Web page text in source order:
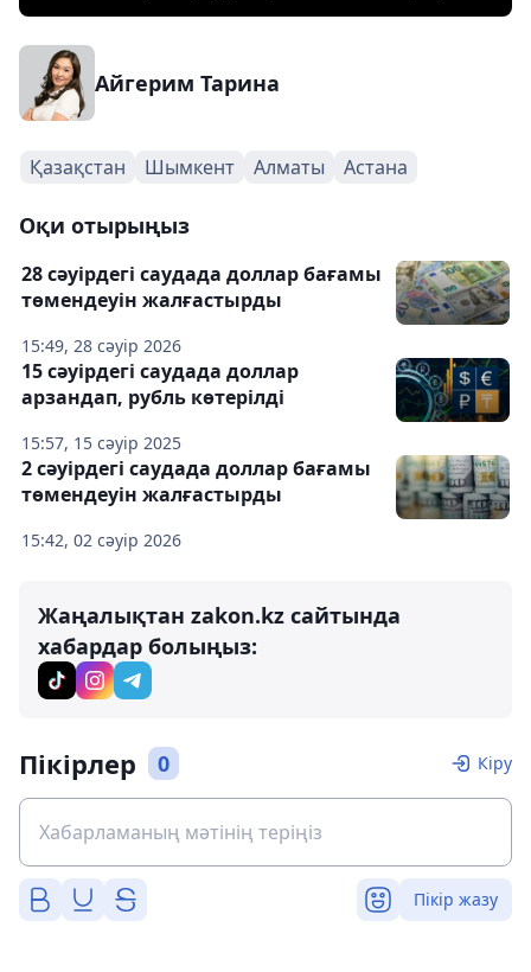
Айгерим Тарина
Қазақстан Шымкент Алматы Астана
Оқи отырыңыз
15:49, 28 сәуір 2026
28 сәуірдегі саудада доллар бағамы
төмендеуін жалғастырды
15:57, 15 сәуір 2025
15 сәуірдегі саудада доллар
арзандап, рубль көтерілді
15:42, 02 сәуір 2026
2 сәуірдегі саудада доллар бағамы
төмендеуін жалғастырды
Жаңалықтан zakon.kz сайтында
хабардар болыңыз:
Пікірлер 0 Кіру
Пікір жазу